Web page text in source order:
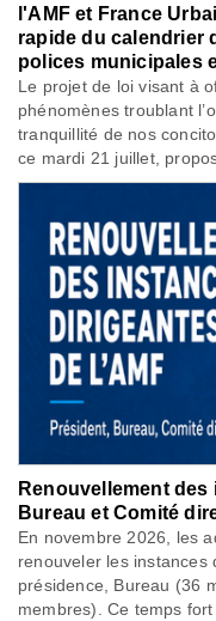
l'AMF et France
rapide du calendrier
polices municipales
Le projet de loi visant à
phénomènes troublant
tranquillité de nos
ce mardi 21 juillet,
Renouvellement
Bureau et Comité
En novembre 2026, les
renouveler les instances
présidence, Bureau (36
membres). Ce temps